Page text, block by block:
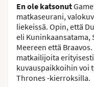
En ole katsonut
matkaseurani,
liekeissä. Opin, että
eli Kuninkaansatama,
Meereen että
matkailijoita
kuvauspaikkoihin voi
Thrones -kierroksilla.